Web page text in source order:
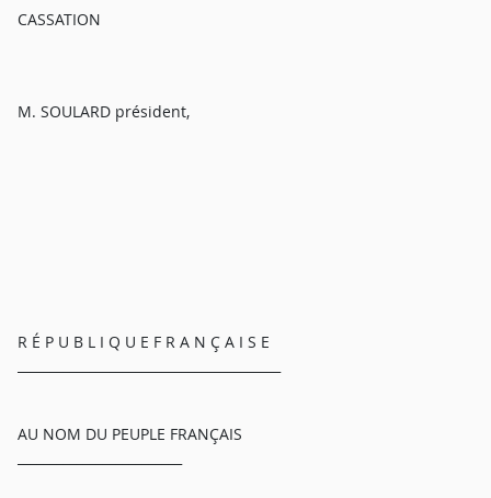
CASSATION
M. SOULARD président,
R É P U B L I Q U E F R A N Ç A I S E
AU NOM DU PEUPLE FRANÇAIS